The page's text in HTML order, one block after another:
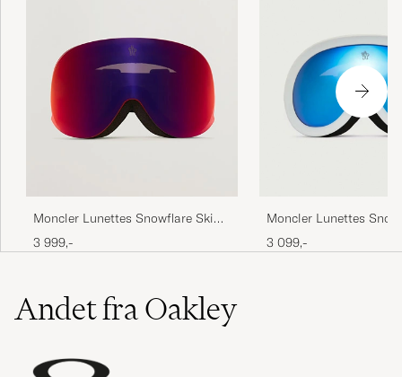
Moncler Lunettes Snowflare Ski
Goggles Black/Red
3 999,-
Moncler Lunettes
Goggles White/Blue
3 099,-
Andet fra Oakley